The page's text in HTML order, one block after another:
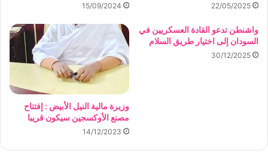
22/05/2025
15/09/2024
واشنطن تدعو القادة العسكريين في
السودان إلى اختيار طريق السلام
30/12/2025
وزيرة مالية النيل الأبيض : إفتتاح
مصنع الأوكسجين سيكون قريبا
14/12/2023